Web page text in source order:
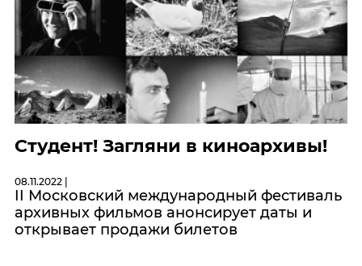
Студент! Загляни в киноархивы!
08.11.2022 |
II Московский международный фестиваль
архивных фильмов анонсирует даты и
открывает продажи билетов